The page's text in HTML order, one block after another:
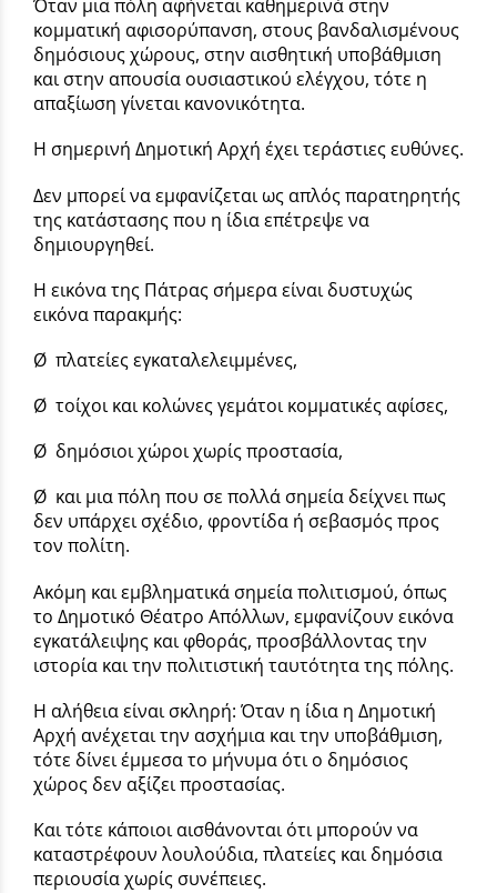
Όταν μια πόλη αφήνεται καθημερινά στην
κομματική αφισορύπανση, στους βανδαλισμένους
δημόσιους χώρους, στην αισθητική υποβάθμιση
και στην απουσία ουσιαστικού ελέγχου, τότε η
απαξίωση γίνεται κανονικότητα.
Η σημερινή Δημοτική Αρχή έχει τεράστιες ευθύνες.
Δεν μπορεί να εμφανίζεται ως απλός παρατηρητής
της κατάστασης που η ίδια επέτρεψε να
δημιουργηθεί.
Η εικόνα της Πάτρας σήμερα είναι δυστυχώς
εικόνα παρακμής:
Ø πλατείες εγκαταλελειμμένες,
Ø τοίχοι και κολώνες γεμάτοι κομματικές αφίσες,
Ø δημόσιοι χώροι χωρίς προστασία,
Ø και μια πόλη που σε πολλά σημεία δείχνει πως
δεν υπάρχει σχέδιο, φροντίδα ή σεβασμός προς
τον πολίτη.
Ακόμη και εμβληματικά σημεία πολιτισμού, όπως
το Δημοτικό Θέατρο Απόλλων, εμφανίζουν εικόνα
εγκατάλειψης και φθοράς, προσβάλλοντας την
ιστορία και την πολιτιστική ταυτότητα της πόλης.
Η αλήθεια είναι σκληρή: Όταν η ίδια η Δημοτική
Αρχή ανέχεται την ασχήμια και την υποβάθμιση,
τότε δίνει έμμεσα το μήνυμα ότι ο δημόσιος
χώρος δεν αξίζει προστασίας.
Και τότε κάποιοι αισθάνονται ότι μπορούν να
καταστρέφουν λουλούδια, πλατείες και δημόσια
περιουσία χωρίς συνέπειες.